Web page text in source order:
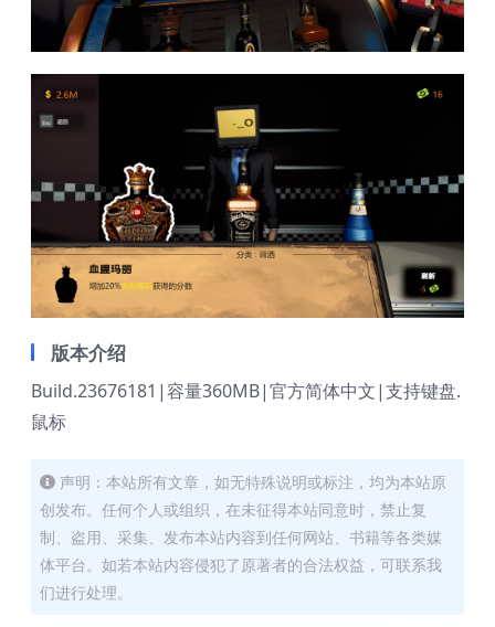
版本介绍
Build.23676181|容量360MB|官方简体中文|支持键盘.
鼠标
声明：本站所有文章，如无特殊说明或标注，均为本站原
创发布。任何个人或组织，在未征得本站同意时，禁止复
制、盗用、采集、发布本站内容到任何网站、书籍等各类媒
体平台。如若本站内容侵犯了原著者的合法权益，可联系我
们进行处理。